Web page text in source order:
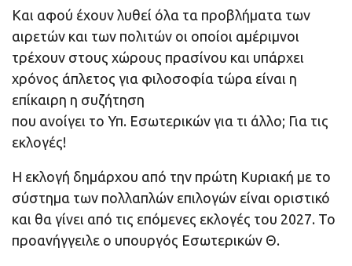
Και αφού έχουν λυθεί όλα τα προβλήματα των
αιρετών και των πολιτών οι οποίοι αμέριμνοι
τρέχουν στους χώρους πρασίνου και υπάρχει
χρόνος άπλετος για φιλοσοφία τώρα είναι η
επίκαιρη η συζήτηση
που ανοίγει το Υπ. Εσωτερικών για τι άλλο; Για τις
εκλογές!
Η εκλογή δημάρχου από την πρώτη Κυριακή με το
σύστημα των πολλαπλών επιλογών είναι οριστικό
και θα γίνει από τις επόμενες εκλογές του 2027. Το
προανήγγειλε ο υπουργός Εσωτερικών Θ.